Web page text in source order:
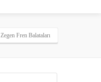
Zegen Fren Balataları